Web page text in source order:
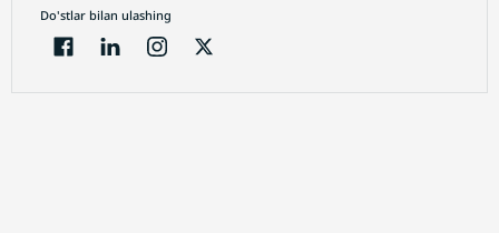
Do'stlar bilan ulashing